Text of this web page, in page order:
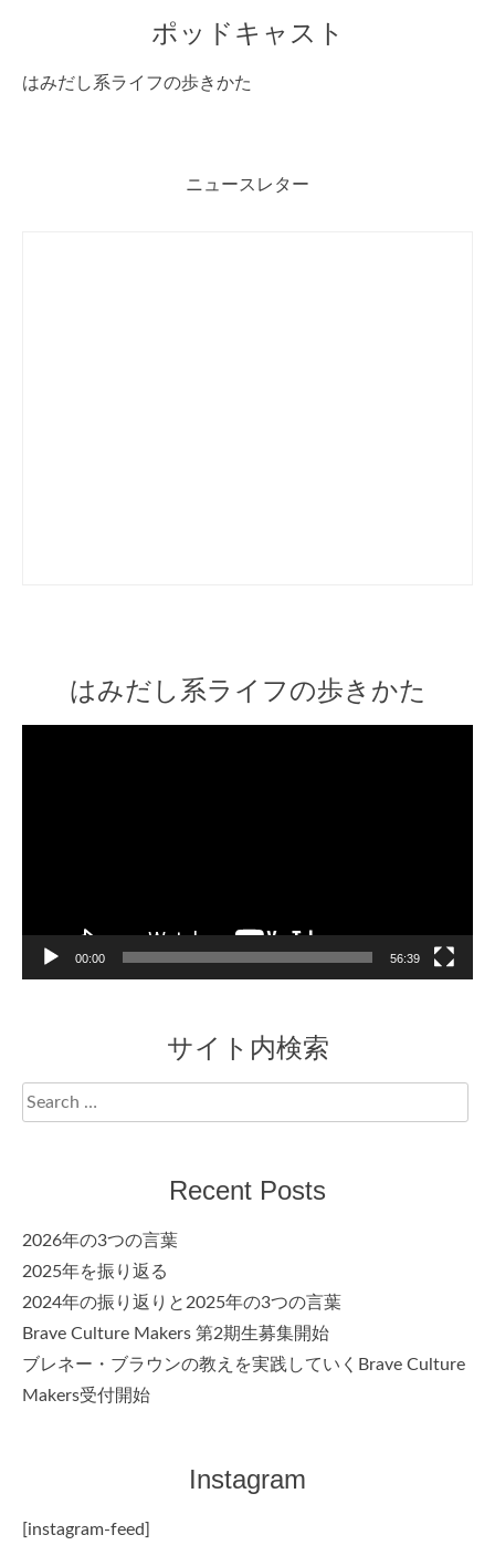
ポッドキャスト
はみだし系ライフの歩きかた
ニュースレター
はみだし系ライフの歩きかた
00:00 56:39
サイト内検索
Search
for:
Recent Posts
2026年の3つの言葉
2025年を振り返る
2024年の振り返りと2025年の3つの言葉
Brave Culture Makers 第2期生募集開始
ブレネー・ブラウンの教えを実践していくBrave Culture
Makers受付開始
Instagram
[instagram-feed]